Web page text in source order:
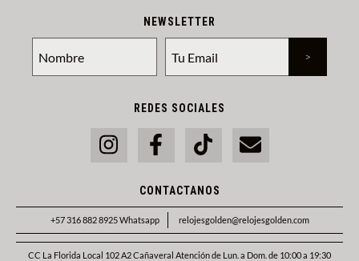
NEWSLETTER
REDES SOCIALES
CONTACTANOS
+57 316 882 8925 Whatsapp relojesgolden@relojesgolden.com
CC La Florida Local 102 A2 Cañaveral Atención de Lun. a Dom. de 10:00 a 19:30